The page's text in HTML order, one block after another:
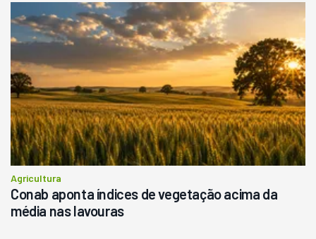
Agricultura
Conab aponta índices de vegetação acima da
média nas lavouras